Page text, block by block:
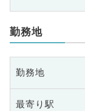
勤務地
勤務地
最寄り駅